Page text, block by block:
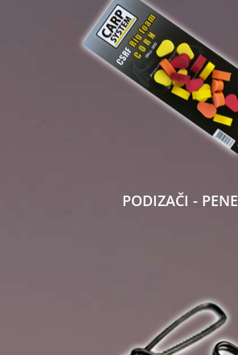
PODIZAČI - PENE